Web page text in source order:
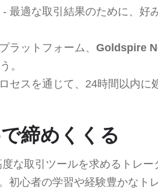
- 最適な取引結果のために、好
ラットフォーム、 Goldspire
。
セスを通じて、24時間以内に
締めくくる
な取引ツールを求めるトレ
初心者の学習や経験豊かなト